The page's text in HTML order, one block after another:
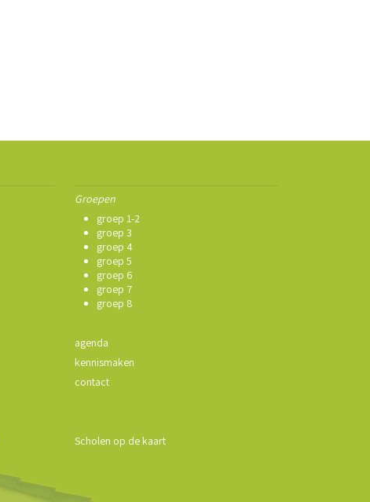
Groepen
groep 1-2
groep 3
groep 4
groep 5
groep 6
groep 7
groep 8
agenda
kennismaken
contact
Scholen op de kaart